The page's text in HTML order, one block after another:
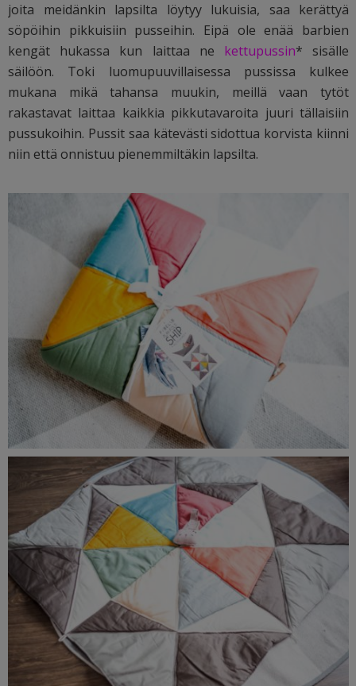
joita meidänkin lapsilta löytyy lukuisia, saa kerättyä
söpöihin pikkuisiin pusseihin. Eipä ole enää barbien
kengät hukassa kun laittaa ne kettupussin* sisälle
säilöön. Toki luomupuuvillaisessa pussissa kulkee
mukana mikä tahansa muukin, meillä vaan tytöt
rakastavat laittaa kaikkia pikkutavaroita juuri tällaisiin
pussukoihin. Pussit saa kätevästi sidottua korvista kiinni
niin että onnistuu pienemmiltäkin lapsilta.